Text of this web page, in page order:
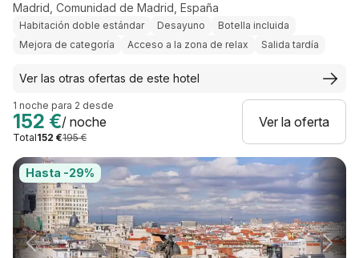
Madrid, Comunidad de Madrid, España
Habitación doble estándar Desayuno
Botella incluida
Mejora de categoría
Acceso a la zona de relax Salida tardía
Ver las otras ofertas de este hotel
1 noche para 2 desde
152 €/ noche
Total152 €195 €
Ver la oferta
Hasta -29%